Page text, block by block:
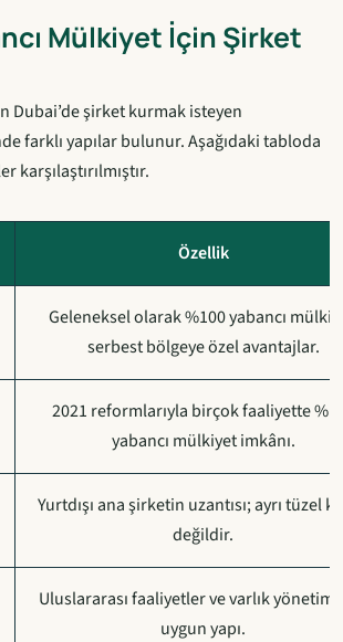
Mülkiyet İçin Şirket
Dubai’de şirket kurmak isteyen
farklı yapılar bulunur. Aşağıdaki tabloda
karşılaştırılmıştır.
Özellik
Geleneksel olarak %100 yabancı
serbest bölgeye özel avantajlar.
2021 reformlarıyla birçok faaliyette
yabancı mülkiyet imkânı.
Yurtdışı ana şirketin uzantısı; ayrı tüzel
değildir.
Uluslararası faaliyetler ve varlık
uygun yapı.